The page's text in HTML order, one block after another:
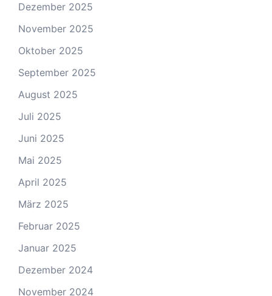
Dezember 2025
November 2025
Oktober 2025
September 2025
August 2025
Juli 2025
Juni 2025
Mai 2025
April 2025
März 2025
Februar 2025
Januar 2025
Dezember 2024
November 2024